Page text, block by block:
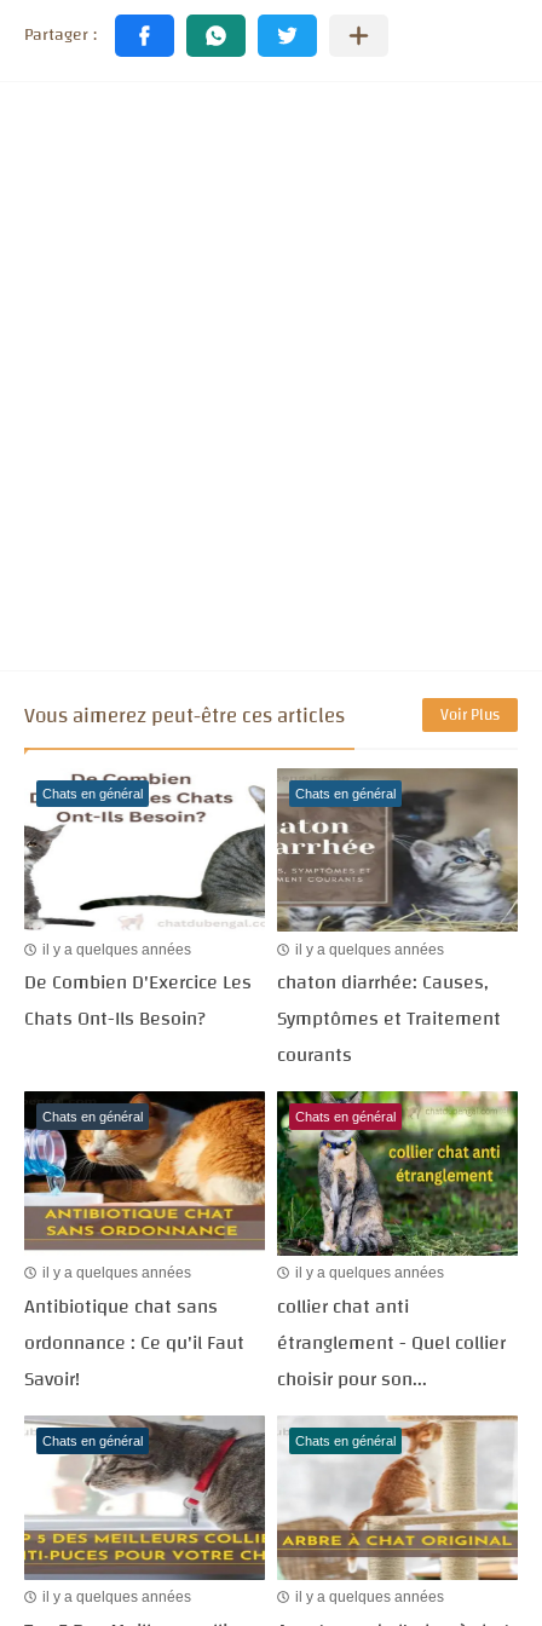
Vous aimerez peut-être ces articles Voir Plus
Chats en général
il y a quelques années
De Combien D'Exercice Les
Chats Ont-Ils Besoin?
Chats en général
il y a quelques années
chaton diarrhée: Causes,
Symptômes et Traitement
courants
Chats en général
il y a quelques années
Antibiotique chat sans
ordonnance : Ce qu'il Faut
Savoir!
Chats en général
il y a quelques années
collier chat anti
étranglement - Quel collier
choisir pour son...
Chats en général
il y a quelques années
Chats en général
il y a quelques années